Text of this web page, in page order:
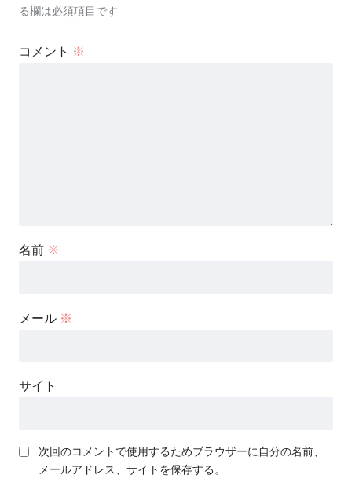
る欄は必須項目です
コメント ※
名前 ※
メール ※
サイト
次回のコメントで使用するためブラウザーに自分の名前、
メールアドレス、サイトを保存する。